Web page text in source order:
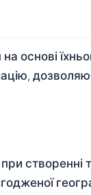
основі
створенні